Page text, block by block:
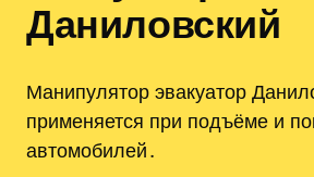
Даниловский
Манипулятор эвакуатор
применяется при подъёме и
автомобилей․